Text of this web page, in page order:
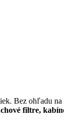
Bez ohľadu
filtre,